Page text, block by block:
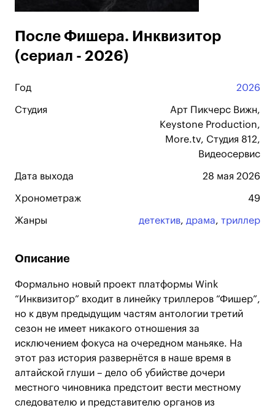
После Фишера. Инквизитор
(сериал - 2026)
Год 2026
Студия
Арт Пикчерс Вижн,
Keystone Production,
More.tv, Студия 812,
Видеосервис
Дата выхода 28 мая 2026
Хронометраж 49
Жанры детектив, драма, триллер
Описание
Формально новый проект платформы Wink
“Инквизитор” входит в линейку триллеров “Фишер”,
но к двум предыдущим частям антологии третий
сезон не имеет никакого отношения за
исключением фокуса на очередном маньяке. На
этот раз история развернётся в наше время в
алтайской глуши – дело об убийстве дочери
местного чиновника предстоит вести местному
следователю и представителю органов из